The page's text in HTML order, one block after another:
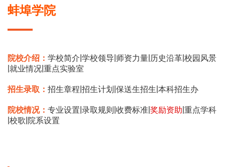
蚌埠学院
院校介绍： 学校简介 学校领导 师资力量 历史沿革 校园风景
就业情况 重点实验室
招生录取： 招生章程 招生计划 保送生招生 本科招生办
院校情况： 专业设置 录取规则 收费标准 奖励资助 重点学科
校歌 院系设置